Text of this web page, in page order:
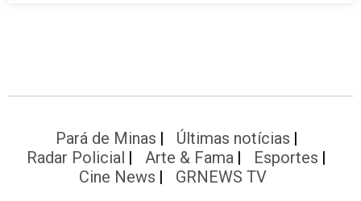
Pará de Minas
Últimas notícias
Radar Policial
Arte & Fama
Esportes
Cine News
GRNEWS TV